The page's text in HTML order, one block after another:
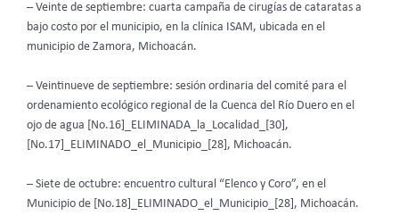
– Veinte de septiembre: cuarta campaña de cirugías de cataratas a
bajo costo por el municipio, en la clínica ISAM, ubicada en el
municipio de Zamora, Michoacán.
– Veintinueve de septiembre: sesión ordinaria del comité para el
ordenamiento ecológico regional de la Cuenca del Río Duero en el
ojo de agua [No.16]_ELIMINADA_la_Localidad_[30],
[No.17]_ELIMINADO_el_Municipio_[28], Michoacán.
– Siete de octubre: encuentro cultural “Elenco y Coro”, en el
Municipio de [No.18]_ELIMINADO_el_Municipio_[28], Michoacán.